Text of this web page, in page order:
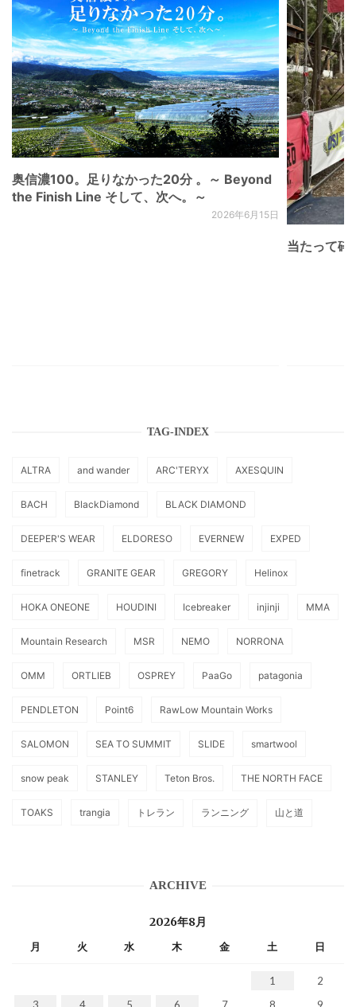
奥信濃100。足りなかった20分 。～ Beyond
the Finish Line そして、次へ。～
2026年6月15日
当たって砕
TAG-INDEX
ALTRA and wander ARC'TERYX AXESQUIN
BACH BlackDiamond BLACK DIAMOND
DEEPER'S WEAR ELDORESO EVERNEW EXPED
finetrack GRANITE GEAR GREGORY Helinox
HOKA ONEONE HOUDINI Icebreaker injinji MMA
Mountain Research MSR NEMO NORRONA
OMM ORTLIEB OSPREY PaaGo patagonia
PENDLETON Point6 RawLow Mountain Works
SALOMON SEA TO SUMMIT SLIDE smartwool
snow peak STANLEY Teton Bros. THE NORTH FACE
TOAKS trangia トレラン ランニング 山と道
ARCHIVE
2026年8月
月 火 水 木 金 土 日
1
2